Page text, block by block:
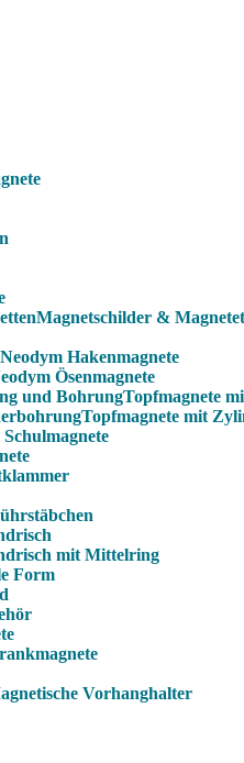
Magnetschilder &
Neodym Hakenmagnete
Ösenmagnete
Topfmagnete
Topfmagnete mit
mit Mittelring
Form
Vorhanghalter